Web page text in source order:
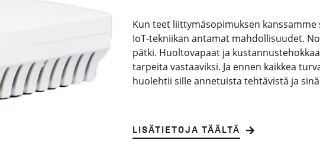
Kun teet liittymäsopimuksen
IoT-tekniikan antamat mahdollisuudet.
pätki. Huoltovapaat ja
tarpeita vastaaviksi. Ja ennen kaikkea
huolehtii sille annetuista tehtävistä ja
LISÄTIETOJA TÄÄLTÄ